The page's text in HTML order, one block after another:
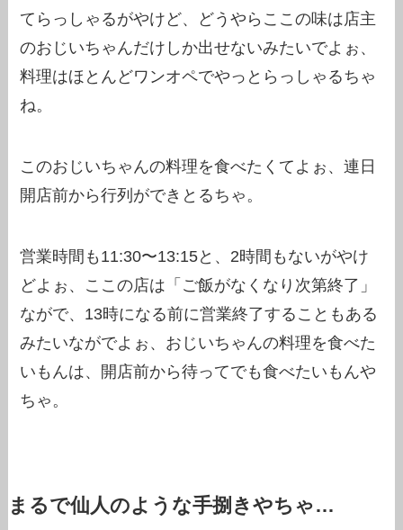
てらっしゃるがやけど、どうやらここの味は店主
のおじいちゃんだけしか出せないみたいでよぉ、
料理はほとんどワンオペでやっとらっしゃるちゃ
ね。
このおじいちゃんの料理を食べたくてよぉ、連日
開店前から行列ができとるちゃ。
営業時間も11:30〜13:15と、2時間もないがやけ
どよぉ、ここの店は「ご飯がなくなり次第終了」
ながで、13時になる前に営業終了することもある
みたいながでよぉ、おじいちゃんの料理を食べた
いもんは、開店前から待ってでも食べたいもんや
ちゃ。
まるで仙人のような手捌きやちゃ…